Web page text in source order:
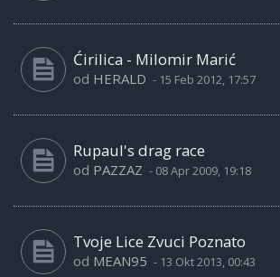
Ćirilica - Milomir Marić
od HERALD - 15 Feb 2012, 17:57
Rupaul's drag race
od PAZZAZ - 08 Apr 2009, 19:18
Tvoje Lice Zvuci Poznato
od MEAN95 - 13 Okt 2013, 00:43